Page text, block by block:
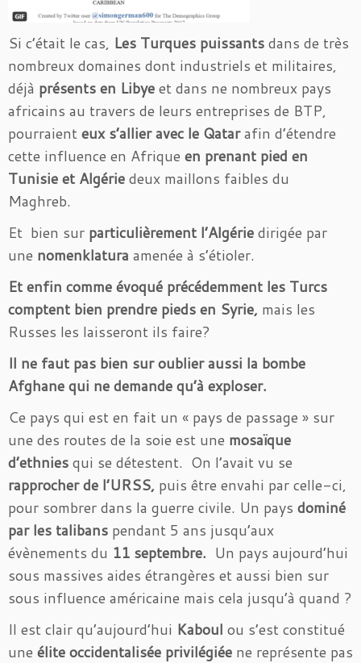
Si c’était le cas, Les Turques puissantsdans de très
nombreux domaines dont industriels et militaires,
déjà présents en Libyeet dans ne nombreux pays
africains au travers de leurs entreprises de BTP,
pourraienteux s’allier avec le Qatarafin d’étendre
cette influence en Afrique en prenant pied en
Tunisie et Algériedeux maillons faibles du
Maghreb.
Et bien sur particulièrement l’Algériedirigée par
une nomenklatura amenée à s’étioler.
Et enfin comme évoqué précédemment les Turcs
comptent bien prendre pieds en Syrie, mais les
Russes les laisseront ils faire?
Il ne faut pas bien sur oublier aussi la bombe
Afghane qui ne demande qu’à exploser.
Ce pays qui est en fait un « pays de passage » sur
une des routes de la soie est une mosaïque
d’ethniesqui se détestent. On l’avait vu se
rapprocher de l’URSS, puis être envahi par celle-ci,
pour sombrer dans la guerre civile. Un pays dominé
par les talibans pendant 5 ans jusqu’aux
évènements du 11 septembre. Un pays aujourd’hui
sous massives aides étrangères et aussi bien sur
sous influence américaine mais cela jusqu’à quand ?
Il est clair qu’aujourd’hui Kaboul ou s’est constitué
une élite occidentalisée privilégiée ne représente pas